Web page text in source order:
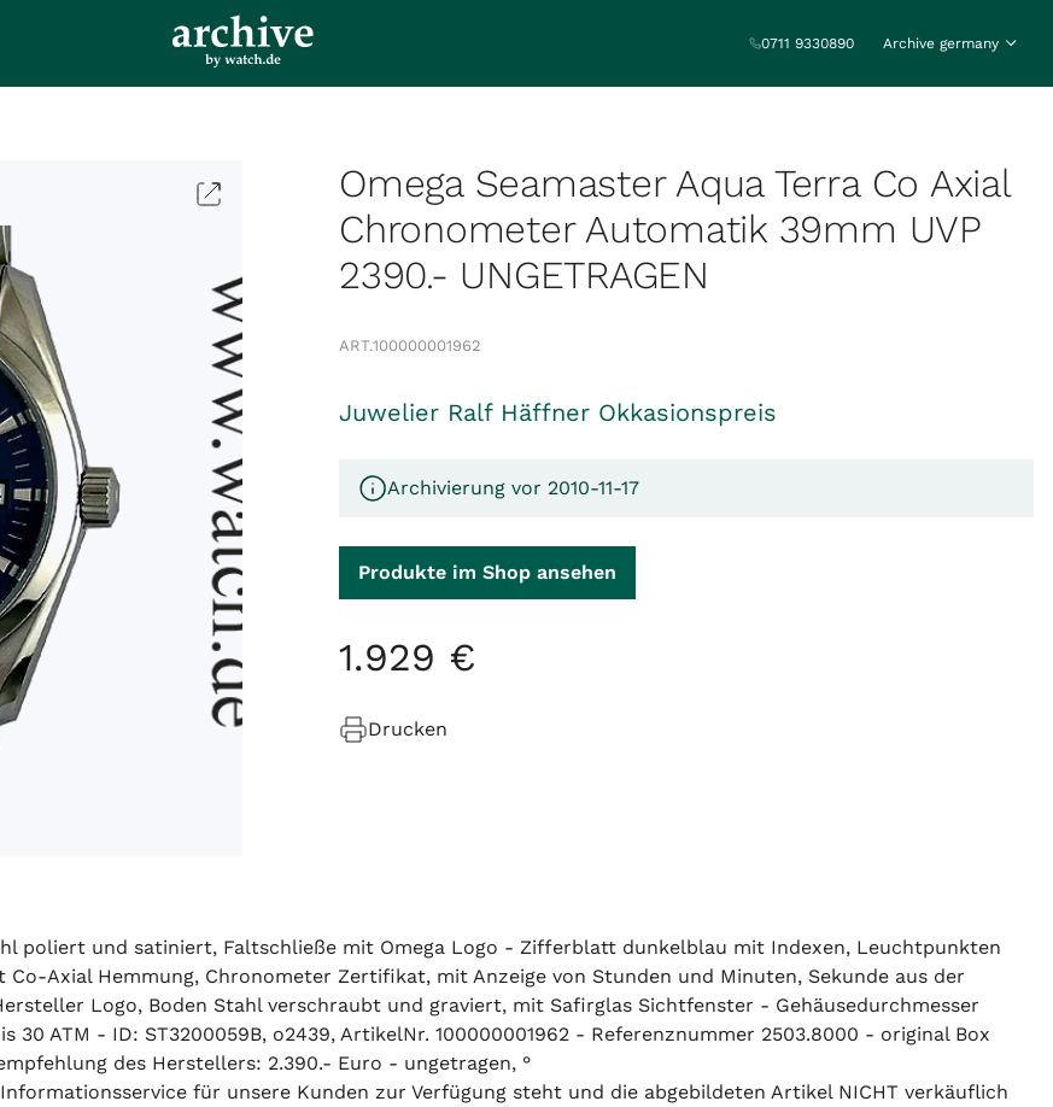
0711 9330890 Archive germany
Omega Seamaster Aqua Terra Co Axial
Chronometer Automatik 39mm UVP
2390.- UNGETRAGEN
ART.100000001962
Juwelier Ralf Häffner Okkasionspreis
Archivierung vor 2010-11-17
Produkte im Shop ansehen
1.929 €
Drucken
poliert und satiniert, Faltschließe mit Omega Logo - Zifferblatt dunkelblau mit Indexen, Leuchtpunkten
Axial Hemmung, Chronometer Zertifikat, mit Anzeige von Stunden und Minuten, Sekunde aus der
Logo, Boden Stahl verschraubt und graviert, mit Safirglas Sichtfenster - Gehäusedurchmesser
30 ATM - ID: ST3200059B, o2439, ArtikelNr. 100000001962 - Referenznummer 2503.8000 - original Box
des Herstellers: 2.390.- Euro - ungetragen, °
für unsere Kunden zur Verfügung steht und die abgebildeten Artikel NICHT verkäuflich